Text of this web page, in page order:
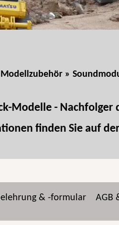
Modellzubehör »
Modelle - Nachfolger
finden Sie auf
& -formular AGB